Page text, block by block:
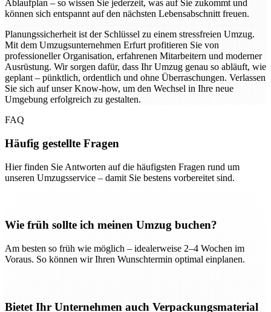
Ablaufplan – so wissen Sie jederzeit, was auf Sie zukommt und
können sich entspannt auf den nächsten Lebensabschnitt freuen.
Planungssicherheit ist der Schlüssel zu einem stressfreien Umzug.
Mit dem Umzugsunternehmen Erfurt profitieren Sie von
professioneller Organisation, erfahrenen Mitarbeitern und moderner
Ausrüstung. Wir sorgen dafür, dass Ihr Umzug genau so abläuft, wie
geplant – pünktlich, ordentlich und ohne Überraschungen. Verlassen
Sie sich auf unser Know-how, um den Wechsel in Ihre neue
Umgebung erfolgreich zu gestalten.
FAQ
Häufig gestellte Fragen
Hier finden Sie Antworten auf die häufigsten Fragen rund um
unseren Umzugsservice – damit Sie bestens vorbereitet sind.
Wie früh sollte ich meinen Umzug buchen?
Am besten so früh wie möglich – idealerweise 2–4 Wochen im
Voraus. So können wir Ihren Wunschtermin optimal einplanen.
Bietet Ihr Unternehmen auch Verpackungsmaterial